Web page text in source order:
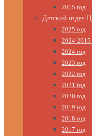
2015 год
Детский отдел
2025 год
2024-2015
2024 год
2023 год
2022 год
2021 год
2020 год
2019 год
2018 год
2017 год